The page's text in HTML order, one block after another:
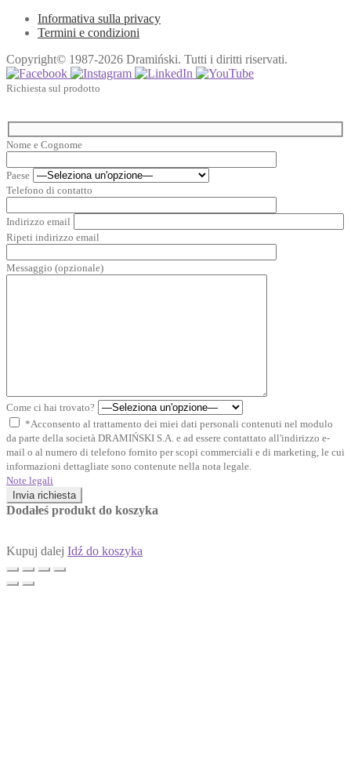
Informativa sulla privacy
Termini e condizioni
Copyright© 1987-2026 Dramiński. Tutti i diritti riservati.
Richiesta sul prodotto
Nome e Cognome
Paese
Telefono di contatto
Indirizzo email
Ripeti indirizzo email
Messaggio (opzionale)
Come ci hai trovato?
*Acconsento al trattamento dei miei dati personali contenuti nel modulo
da parte della società DRAMIŃSKI S.A. e ad essere contattato all'indirizzo e-
mail o al numero di telefono fornito per scopi commerciali e di marketing, le cui
informazioni dettagliate sono contenute nella nota legale.
Note legali
Invia richiesta
Dodałeś produkt do koszyka
Kupuj dalej Idź do koszyka